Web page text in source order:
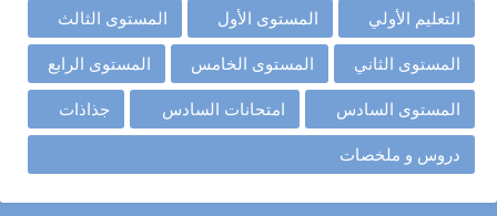
التعليم الأولي المستوى الأول المستوى الثالث
المستوى الثاني المستوى الخامس المستوى الرابع
المستوى السادس امتحانات السادس جذاذات
دروس و ملخصات